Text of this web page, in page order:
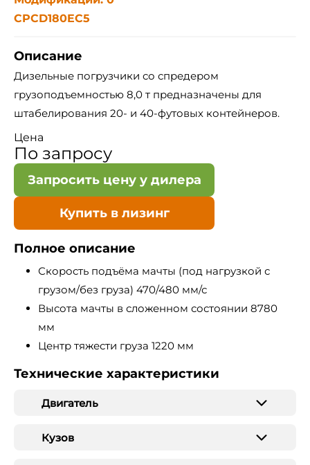
CPCD180EC5
Описание
Дизельные погрузчики со спредером
грузоподъемностью 8,0 т предназначены для
штабелирования 20- и 40-футовых контейнеров.
Цена
По запросу
Запросить цену у дилера
Купить в лизинг
Полное описание
Скорость подъёма мачты (под нагрузкой с
грузом/без груза) 470/480 мм/с
Высота мачты в сложенном состоянии 8780
мм
Центр тяжести груза 1220 мм
Технические характеристики
Двигатель
Кузов